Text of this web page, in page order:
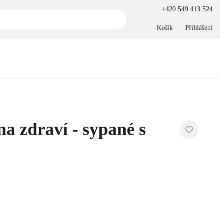
+420 549 413 524
Košík Přihlášení
zdraví - sypané s